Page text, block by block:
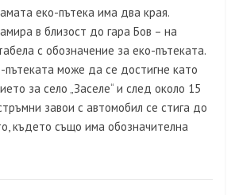
еко-пътека има два края.
в близост до гара Бов – на
с обозначение за еко-пътеката.
пътеката може да се достигне като
за село „Заселе“ и след около 15
завои с автомобил се стига до
където също има обозначителна